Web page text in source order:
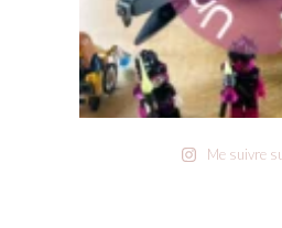
Me suivre